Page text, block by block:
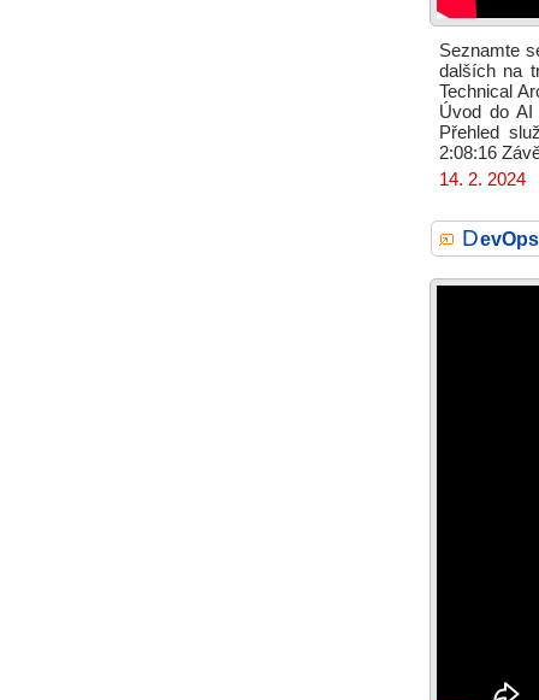
Seznamte
dalších na
Technical
Úvod do AI
Přehled
2:08:16
14. 2. 2024
D